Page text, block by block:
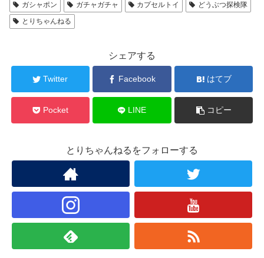
ガシャポン ガチャガチャ カプセルトイ
どうぶつ探検隊
とりちゃんねる
シェアする
Twitter Facebook はてブ
Pocket LINE コピー
とりちゃんねるをフォローする